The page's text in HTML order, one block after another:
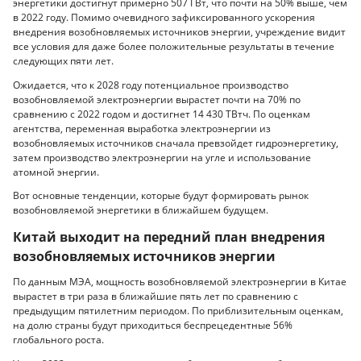
энергетики достигнут примерно 507 ГВт, что почти на 50% выше, чем
в 2022 году. Помимо очевидного зафиксированного ускорения
внедрения возобновляемых источников энергии, учреждение видит
все условия для даже более положительные результаты в течение
следующих пяти лет.
Ожидается, что к 2028 году потенциальное производство
возобновляемой электроэнергии вырастет почти на 70% по
сравнению с 2022 годом и достигнет 14 430 ТВтч. По оценкам
агентства, переменная выработка электроэнергии из
возобновляемых источников сначала превзойдет гидроэнергетику,
затем производство электроэнергии на угле и использование
атомной энергии.
Вот основные тенденции, которые будут формировать рынок
возобновляемой энергетики в ближайшем будущем.
Китай выходит на передний план внедрения
возобновляемых источников энергии
По данным МЭА, мощность возобновляемой электроэнергии в Китае
вырастет в три раза в ближайшие пять лет по сравнению с
предыдущим пятилетним периодом. По приблизительным оценкам,
на долю страны будут приходиться беспрецедентные 56%
глобального роста.